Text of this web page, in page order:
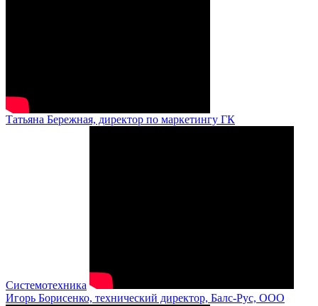
Татьяна Бережная, директор по маркетингу ГК
Системотехника
Игорь Борисенко, технический директор, Балс-Рус, ООО